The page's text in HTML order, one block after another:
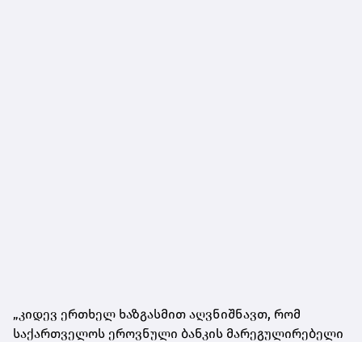
„კიდევ ერთხელ ხაზგასმით აღვნიშნავთ, რომ
საქართველოს ეროვნული ბანკის მარეგულირებელი